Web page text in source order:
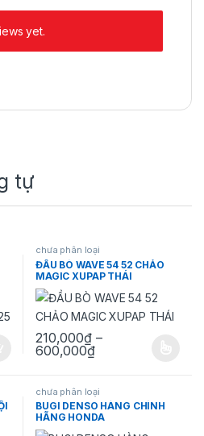
yet.
tự
chưa phân loại
ĐẦU BÒ WAVE 54 52 CHẢO
MAGIC XUPAP THÁI
210,000₫ –
600,000₫Khoảng giá: từ
Sản phẩm này có nhiều biến
chưa phân loại
BUGI DENSO HÀNG CHÍNH
HÃNG HONDA